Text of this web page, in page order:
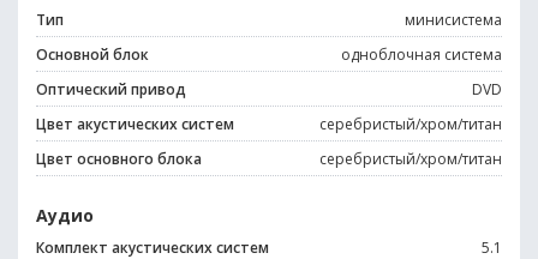
Тип
минисистема
Основной блок
одноблочная система
Оптический привод
DVD
Цвет акустических систем
серебристый/хром/титан
Цвет основного блока
серебристый/хром/титан
Аудио
Комплект акустических систем
5.1